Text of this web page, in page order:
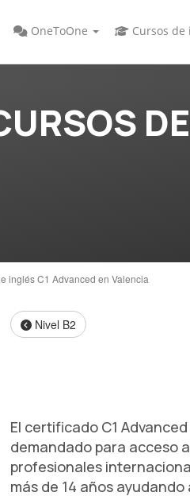
OneToOne Cursos de
inglés C1 Advanced en Valencia
Nivel B2
El certificado C1
demandado para acceso
profesionales
más de 14 años